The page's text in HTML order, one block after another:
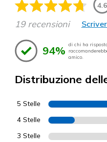
4.6
19 recensioni
94% di chi ha
amico.
Distribuzione
5 Stelle
4 Stelle
3 Stelle